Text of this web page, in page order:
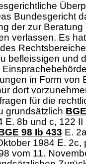
Bundesgericht
der zur
verlassen. Es
befleissigen und
in Form von
dort
für die
grundsätzlich
E. 8b und c, 122
98 Ib 433 E.
1984 E. 2c,
vom 11.